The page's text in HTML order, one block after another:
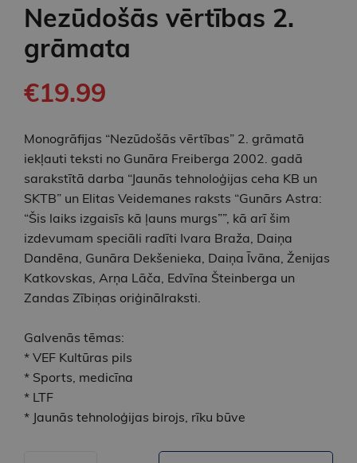
Nezūdošās vērtības 2.
grāmata
€19.99
Monogrāfijas “Nezūdošās vērtības” 2. grāmatā
iekļauti teksti no Gunāra Freiberga 2002. gadā
sarakstītā darba “Jaunās tehnoloģijas ceha KB un
SKTB” un Elitas Veidemanes raksts “Gunārs Astra:
“Šis laiks izgaisīs kā ļauns murgs””, kā arī šim
izdevumam speciāli radīti Ivara Braža, Daiņa
Dandēna, Gunāra Dekšenieka, Daiņa Īvāna, Ženijas
Katkovskas, Arņa Lāča, Edvīna Šteinberga un
Zandas Zībiņas oriģinālraksti.
Galvenās tēmas:
* VEF Kultūras pils
* Sports, medicīna
* LTF
* Jaunās tehnoloģijas birojs, rīku būve